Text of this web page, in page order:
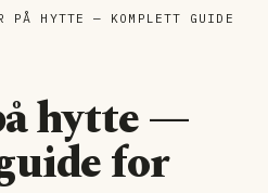
PÅ HYTTE — KOMPLETT GUIDE
hytte —
for